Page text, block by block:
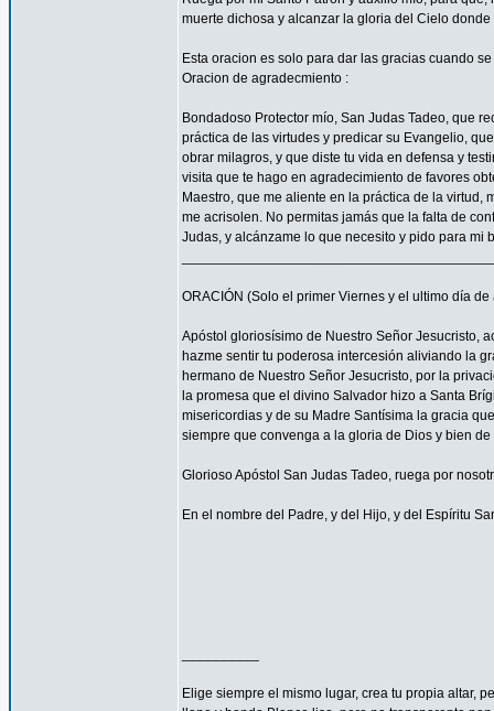
muerte dichosa y alcanzar la gloria del Cielo
Esta oracion es solo para dar las gracias cuando
Oracion de agradecmiento :
Bondadoso Protector mío, San Judas Tadeo, que
práctica de las virtudes y predicar su Evangelio,
obrar milagros, y que diste tu vida en defensa y
visita que te hago en agradecimiento de favores
Maestro, que me aliente en la práctica de la
me acrisolen. No permitas jamás que la falta de
Judas, y alcánzame lo que necesito y pido para mi
ORACIÓN (Solo el primer Viernes y el ultimo día
Apóstol gloriosísimo de Nuestro Señor Jesucristo,
hazme sentir tu poderosa intercesión aliviando la
hermano de Nuestro Señor Jesucristo, por la
la promesa que el divino Salvador hizo a Santa
misericordias y de su Madre Santísima la gracia
siempre que convenga a la gloria de Dios y bien de
Glorioso Apóstol San Judas Tadeo, ruega por
En el nombre del Padre, y del Hijo, y del Espíritu
Elige siempre el mismo lugar, crea tu propia altar,